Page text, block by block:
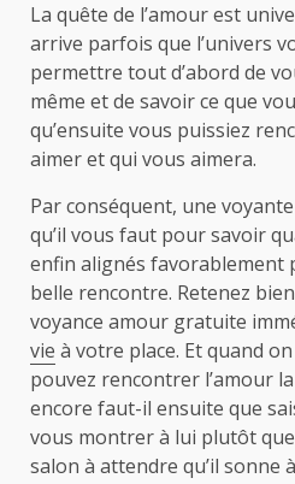
La quête de l’amour est
arrive parfois que l’univers
permettre tout d’abord de
même et de savoir ce que
qu’ensuite vous puissiez
aimer et qui vous aimera.
Par conséquent, une
qu’il vous faut pour savoir
enfin alignés favorablement
belle rencontre. Retenez
voyance amour gratuite
vie à votre place. Et quand
pouvez rencontrer l’amour
encore faut-il ensuite que
vous montrer à lui plutôt
salon à attendre qu’il sonne